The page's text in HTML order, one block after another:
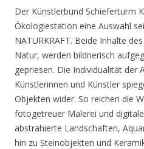
Der Künstlerbund Schieferturm
Ökologiestation eine Auswahl
NATURKRAFT. Beide Inhalte
Natur, werden bildnerisch
gepriesen. Die Individualität der
Künstlerinnen und Künstler
Objekten wider. So reichen die
fotogetreuer Malerei und
abstrahierte Landschaften,
hin zu Steinobjekten und